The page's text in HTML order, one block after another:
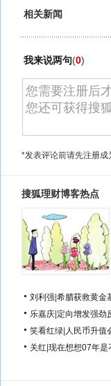
相关新闻
我来说两句(0)
*发表评论前请先注册成
搜狐理财博客热点
刘利强 希腊获救黄金
乐嘉庆 定向增发强劲
笑看红绿 人民币升值
关红 现在想想07年是